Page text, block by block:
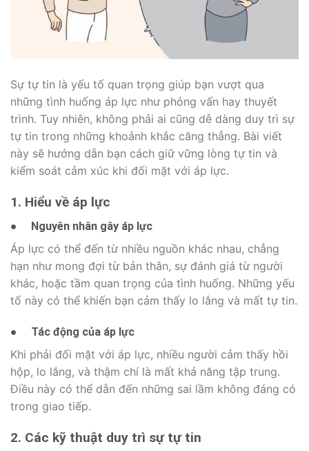
Sự tự tin là yếu tố quan trọng giúp bạn vượt qua
những tình huống áp lực như phỏng vấn hay thuyết
trình. Tuy nhiên, không phải ai cũng dễ dàng duy trì sự
tự tin trong những khoảnh khắc căng thẳng. Bài viết
này sẽ hướng dẫn bạn cách giữ vững lòng tự tin và
kiểm soát cảm xúc khi đối mặt với áp lực.
1. Hiểu về áp lực
● Nguyên nhân gây áp lực
Áp lực có thể đến từ nhiều nguồn khác nhau, chẳng
hạn như mong đợi từ bản thân, sự đánh giá từ người
khác, hoặc tầm quan trọng của tình huống. Những yếu
tố này có thể khiến bạn cảm thấy lo lắng và mất tự tin.
● Tác động của áp lực
Khi phải đối mặt với áp lực, nhiều người cảm thấy hồi
hộp, lo lắng, và thậm chí là mất khả năng tập trung.
Điều này có thể dẫn đến những sai lầm không đáng có
trong giao tiếp.
2. Các kỹ thuật duy trì sự tự tin